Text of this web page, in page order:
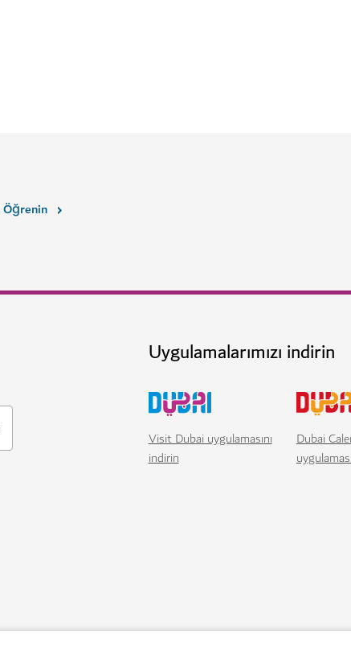
Dubai'nin tropikal yağmur ormanında büyüleyici hayvanlarla tanışın